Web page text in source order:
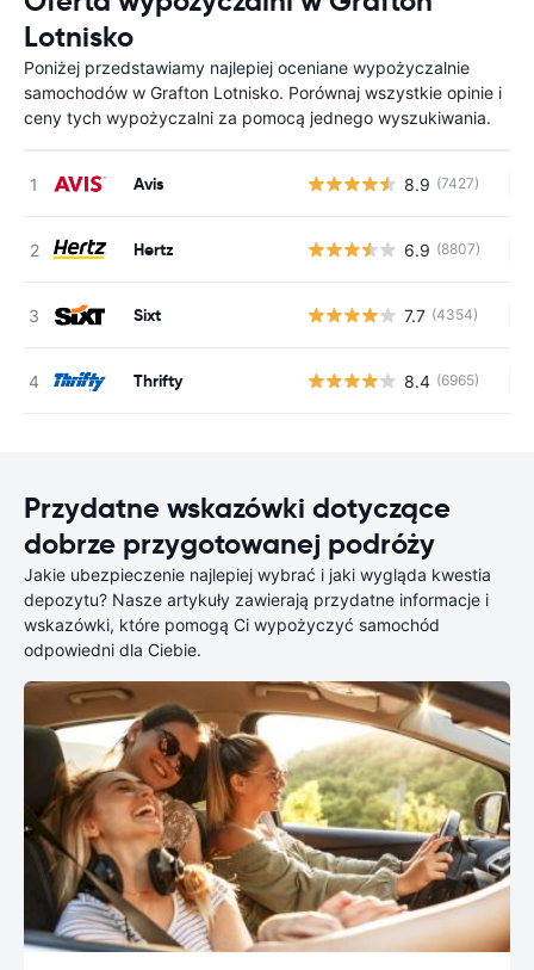
Lotnisko
Poniżej przedstawiamy najlepiej oceniane wypożyczalnie
samochodów w Grafton Lotnisko. Porównaj wszystkie opinie i
ceny tych wypożyczalni za pomocą jednego wyszukiwania.
Avis 8.9 (7427)
Hertz 6.9 (8807)
Sixt 7.7 (4354)
Thrifty 8.4 (6965)
Przydatne wskazówki dotyczące
dobrze przygotowanej podróży
Jakie ubezpieczenie najlepiej wybrać i jaki wygląda kwestia
depozytu? Nasze artykuły zawierają przydatne informacje i
wskazówki, które pomogą Ci wypożyczyć samochód
odpowiedni dla Ciebie.